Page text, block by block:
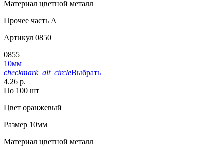
Материал цветной металл
Прочее часть A
Артикул 0850
0855
10мм
checkmark_alt_circleВыбрать
4.26 р.
По 100 шт
Цвет оранжевый
Размер 10мм
Материал цветной металл